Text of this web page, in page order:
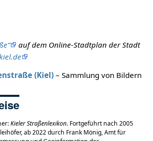
auf dem Online-Stadtplan der Stadt
(Kiel)– Sammlung von Bildern
Kieler Straßenlexikon. Fortgeführt nach 2005
ab 2022 durch Frank Mönig, Amt für